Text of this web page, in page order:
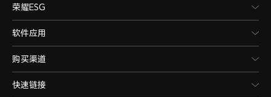
移动/联通/电信（TD-LTE/LTE
LTE/LTE FDD）
备注：*4G网络使用，需要根据运营商
况确定是否支持。
荣耀ESG
软件应用
购买渠道
快速链接